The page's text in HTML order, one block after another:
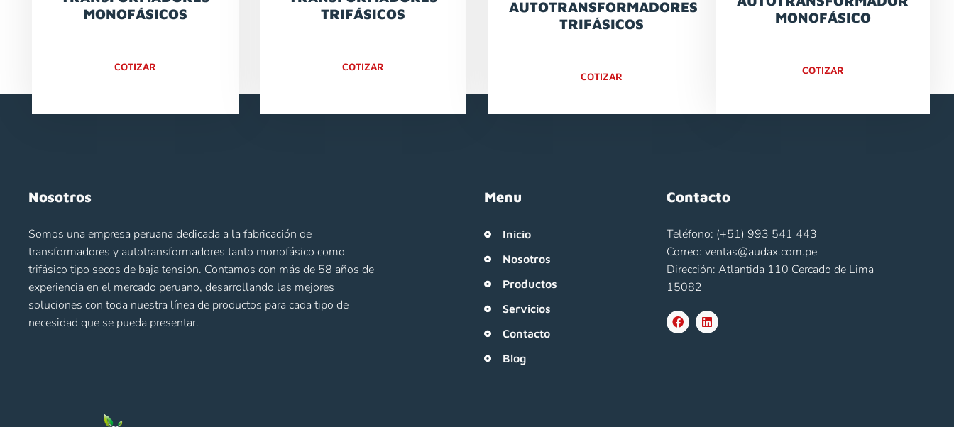
MONOFÁSICOS
COTIZAR
TRIFÁSICOS
COTIZAR
AUTOTRANSFORMADORES
TRIFÁSICOS
COTIZAR
MONOFÁSICO
COTIZAR
Nosotros
Somos una empresa peruana dedicada a la fabricación de
transformadores y autotransformadores tanto monofásico como
trifásico tipo secos de baja tensión. Contamos con más de 58 años de
experiencia en el mercado peruano, desarrollando las mejores
soluciones con toda nuestra línea de productos para cada tipo de
necesidad que se pueda presentar.
Menu
Inicio
Nosotros
Productos
Servicios
Contacto
Blog
Contacto
Teléfono: (+51) 993 541 443
Correo: ventas@audax.com.pe
Dirección: Atlantida 110 Cercado de Lima
15082